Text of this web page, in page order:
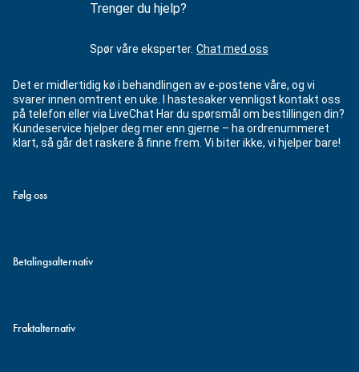
Trenger du hjelp?
Spør våre eksperter. Chat med oss
Det er midlertidig kø i behandlingen av e-postene våre, og vi
svarer innen omtrent en uke. I hastesaker vennligst kontakt oss
på telefon eller via LiveChat Har du spørsmål om bestillingen din?
Kundeservice hjelper deg mer enn gjerne – ha ordrenummeret
klart, så går det raskere å finne frem. Vi biter ikke, vi hjelper bare!
Følg oss
Betalingsalternativ
Fraktalternativ